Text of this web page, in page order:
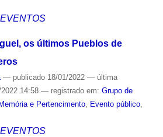
EVENTOS
os últimos Pueblos de
— publicado18/01/2022 — última
14:58 — registrado em: Grupo de
e Pertencimento, Evento público,
EVENTOS